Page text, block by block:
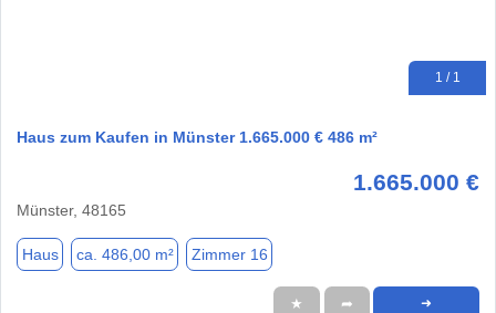
1 / 1
Haus zum Kaufen in Münster 1.665.000 € 486 m²
1.665.000 €
Münster, 48165
Haus ca. 486,00 m² Zimmer 16
★ ➦ ➜